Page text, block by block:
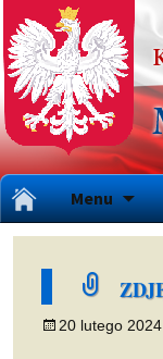
Menu
do
20 lutego 2024